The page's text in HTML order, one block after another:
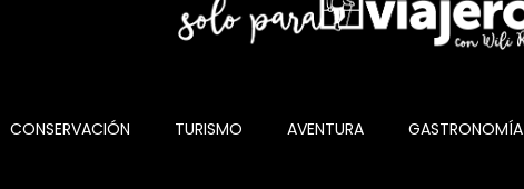
CONSERVACIÓN TURISMO AVENTURA GASTRONOMÍA